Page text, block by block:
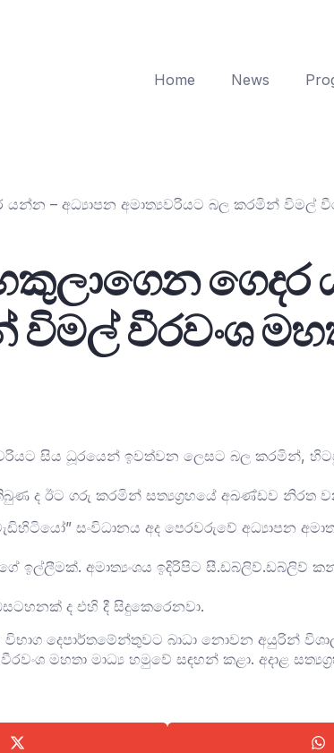
Home News
යන්න – අධ්‍යාපන අමාත්‍යවරියට බල කරමින් විමල්
ගෙදර
වීරවංශ
සිය ධූරයෙන් ඉවත්වන ලෙසට බල කරමින්,
ද ඊට ගරු කරමින් සත්‍යග්‍රහයේ අඛණ්ඩව නිරත
සංවිධානය අද පෙරවරුවේ අධ්‍යාපන
ඉල්ලීමක්. අමාත්‍යංශය ඉදිරිපිට සී.ඩබ්ලිව්.ඩබ්ලිව්
ද එහි දී සිදුකෙරෙනවා.
විභාග දෙපාර්තමේන්තුවට බාධා නොවන අයුරින්
මහතා මාධ්‍ය හමුවේ සඳහන් කළා. අදාළ